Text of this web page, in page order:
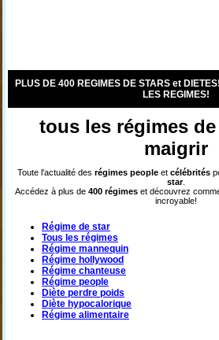
PLUS DE 400 REGIMES DE STARS et
LES REGIMES!
tous les régimes
maigrir
Toute l'actualité desrégimespeopleetcélébrités
star.
Accédez à plus de400 régimeset découvrez
incroyable!
Régime de star
Tous les régimes
Régime mannequin
Régime hollywood
Régime chanteuse
Régime people
Diète perdre poids
Diète hypocalorique
Régime alimentaire